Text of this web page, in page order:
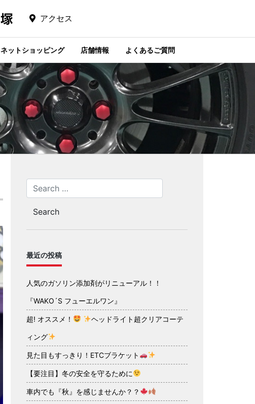
アクセス
ネットショッピング 店舗情報 よくあるご質問
最近の投稿
人気のガソリン添加剤がリニューアル！！
『WAKO´S フューエルワン』
超! オススメ！ ヘッドライト超クリアコーテ
ィング
見た目もすっきり！ETCブラケット
【要注目】冬の安全を守るために
車内でも『秋』を感じませんか？？